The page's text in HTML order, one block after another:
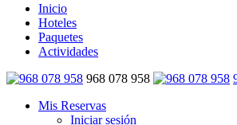
Inicio
Hoteles
Paquetes
Actividades
968 078 958
Mis Reservas
Iniciar sesión